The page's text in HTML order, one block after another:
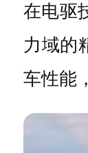
在电驱
力域的
车性能